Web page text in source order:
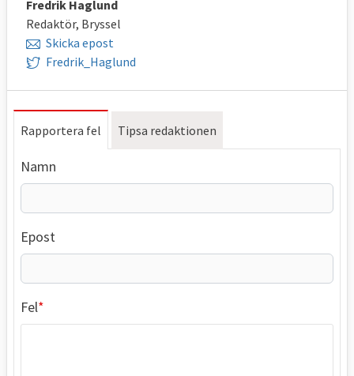
Fredrik Haglund
Redaktör, Bryssel
Skicka epost
Fredrik_Haglund
Rapportera fel Tipsa redaktionen
Namn
Epost
Fel